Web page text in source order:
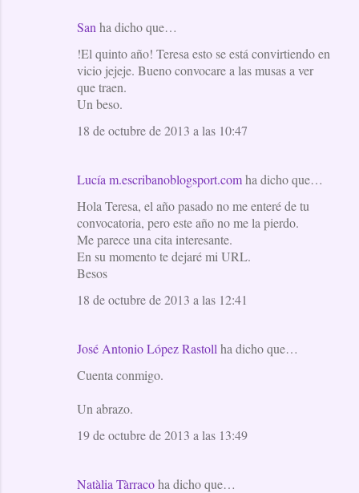
San ha dicho que…
!El quinto año! Teresa esto se está convirtiendo en
vicio jejeje. Bueno convocare a las musas a ver
que traen.
Un beso.
18 de octubre de 2013 a las 10:47
Lucía m.escribanoblogsport.comha dicho que…
Hola Teresa, el año pasado no me enteré de tu
convocatoria, pero este año no me la pierdo.
Me parece una cita interesante.
En su momento te dejaré mi URL.
Besos
18 de octubre de 2013 a las 12:41
José Antonio López Rastoll ha dicho que…
Cuenta conmigo.
Un abrazo.
19 de octubre de 2013 a las 13:49
Natàlia Tàrracoha dicho que…